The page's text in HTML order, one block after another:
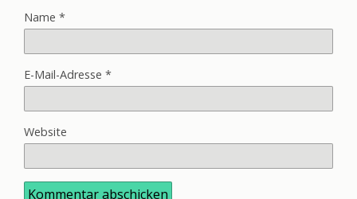
Name *
E-Mail-Adresse *
Website